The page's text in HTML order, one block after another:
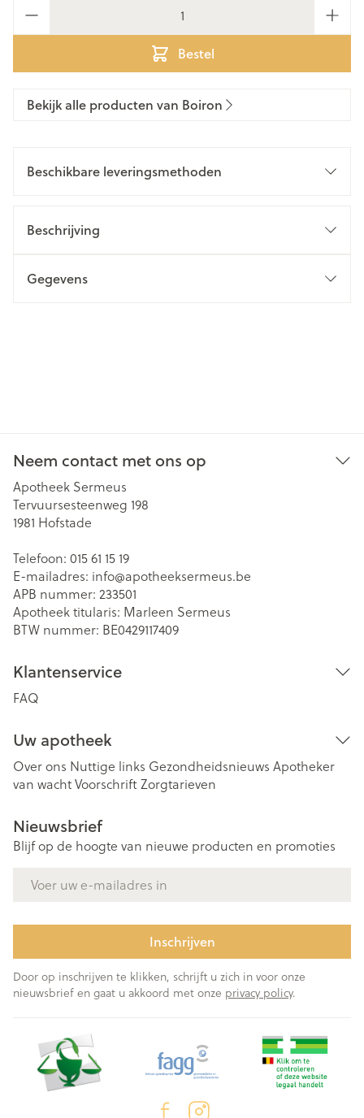
Bestel
Bekijk alle producten van Boiron
Beschikbare leveringsmethoden
Beschrijving
Gegevens
Neem contact met ons op
Apotheek Sermeus
Tervuursesteenweg 198
1981 Hofstade
Telefoon: 015 61 15 19
E-mailadres: info@apotheeksermeus.be
APB nummer: 233501
Apotheek titularis: Marleen Sermeus
BTW nummer: BE0429117409
Klantenservice
FAQ
Uw apotheek
Over ons Nuttige links Gezondheidsnieuws Apotheker
van wachtVoorschriftZorgtarieven
Nieuwsbrief
Blijf op de hoogte van nieuwe producten en promoties
Inschrijven
Door op inschrijven te klikken, schrijft u zich in voor onze
nieuwsbrief en gaat u akkoord met onze privacy policy.